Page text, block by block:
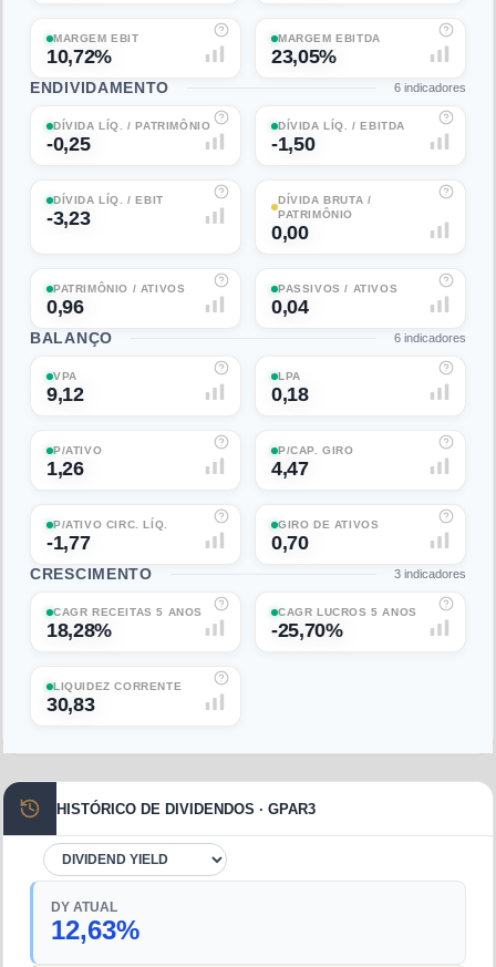
MARGEM EBIT
10,72%
MARGEM EBITDA
23,05%
ENDIVIDAMENTO 6 indicadores
DÍVIDA LÍQ. / PATRIMÔNIO
-0,25
DÍVIDA LÍQ. / EBITDA
-1,50
DÍVIDA LÍQ. / EBIT
-3,23
DÍVIDA BRUTA /
PATRIMÔNIO
0,00
PATRIMÔNIO / ATIVOS
0,96
PASSIVOS / ATIVOS
0,04
BALANÇO 6 indicadores
VPA
9,12
LPA
0,18
P/ATIVO
1,26
P/CAP. GIRO
4,47
P/ATIVO CIRC. LÍQ.
-1,77
GIRO DE ATIVOS
0,70
CRESCIMENTO 3 indicadores
CAGR RECEITAS 5 ANOS
18,28%
CAGR LUCROS 5 ANOS
-25,70%
LIQUIDEZ CORRENTE
30,83
HISTÓRICO DE DIVIDENDOS · GPAR3
DY ATUAL
12,63%